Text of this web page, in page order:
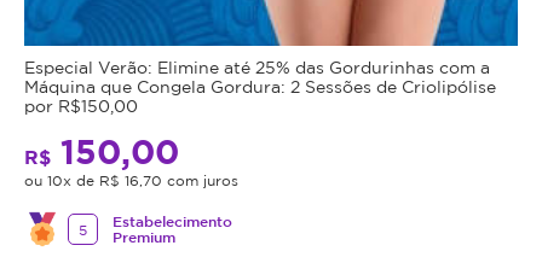
Especial Verão: Elimine até 25% das Gordurinhas com a
Máquina que Congela Gordura: 2 Sessões de Criolipólise
por R$150,00
R$ 150,00
ou 10x de R$ 16,70 com juros
5
Estabelecimento
Premium